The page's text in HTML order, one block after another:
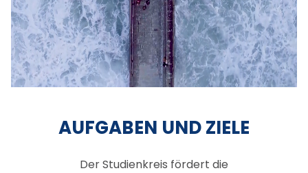
AUFGABEN UND ZIELE
Der Studienkreis fördert die